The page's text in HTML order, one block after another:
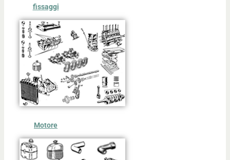
fissaggi
Motore